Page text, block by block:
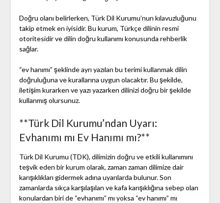
Doğru olanı belirlerken, Türk Dil Kurumu’nun kılavuzluğunu
takip etmek en iyisidir. Bu kurum, Türkçe dilinin resmi
otoritesidir ve dilin doğru kullanımı konusunda rehberlik
sağlar.
“ev hanımı” şeklinde ayrı yazılan bu terimi kullanmak dilin
doğruluğuna ve kurallarına uygun olacaktır. Bu şekilde,
iletişim kurarken ve yazı yazarken dilinizi doğru bir şekilde
kullanmış olursunuz.
**Türk Dil Kurumu’ndan Uyarı:
Evhanımı mı Ev Hanımı mı?**
Türk Dil Kurumu (TDK), dilimizin doğru ve etkili kullanımını
teşvik eden bir kurum olarak, zaman zaman dilimize dair
karışıklıkları gidermek adına uyarılarda bulunur. Son
zamanlarda sıkça karşılaşılan ve kafa karışıklığına sebep olan
konulardan biri de “evhanımı” mı yoksa “ev hanımı” mı